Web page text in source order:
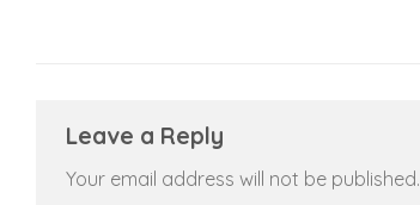
Leave a Reply
Your email address will not be published.